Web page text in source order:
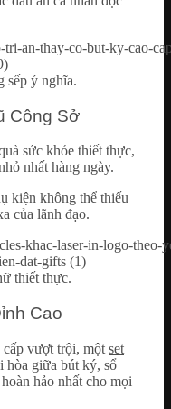
sếp ý nghĩa.
Công Sở
sức khỏe thiết thực,
nhất hàng ngày.
kiện không thể thiếu
của lãnh đạo.
thiết thực.
Cao
cấp vượt trội, một set
hòa giữa bút ký, sổ
hảo nhất cho mọi